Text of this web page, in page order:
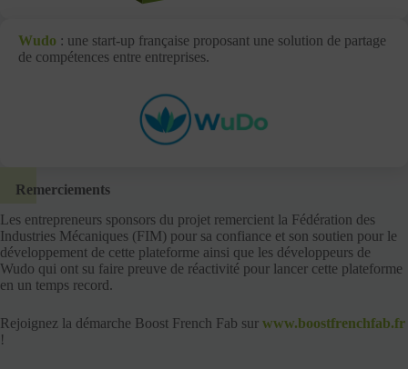
Wudo : une start-up française proposant une solution de partage
de compétences entre entreprises.
Remerciements
Les entrepreneurs sponsors du projet remercient la Fédération des
Industries Mécaniques (FIM) pour sa confiance et son soutien pour le
développement de cette plateforme ainsi que les développeurs de
Wudo qui ont su faire preuve de réactivité pour lancer cette plateforme
en un temps record.
Rejoignez la démarche Boost French Fab sur www.boostfrenchfab.fr
!